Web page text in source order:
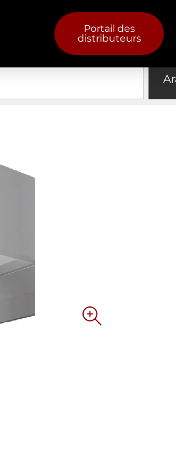
Portail des
distributeurs